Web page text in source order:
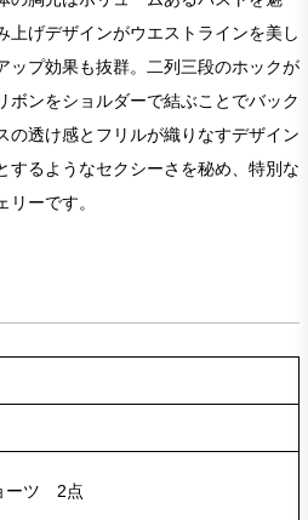
上げデザインがウエストラインを美し
ップ効果も抜群。二列三段のホックが
ボンをショルダーで結ぶことでバック
の透け感とフリルが織りなすデザイン
するようなセクシーさを秘め、特別な
ーです。
ーツ 2点